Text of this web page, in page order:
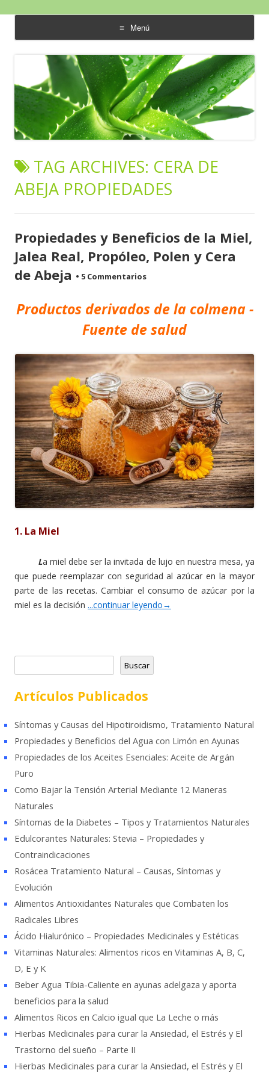
Aloe Vera y Calidad de Vida
Menú
saltar
contenido
TAG ARCHIVES: CERA DE
ABEJA PROPIEDADES
Propiedades y Beneficios de la Miel,
Jalea Real, Propóleo, Polen y Cera
de Abeja • 5 Commentarios
Productos derivados de la colmena -
Fuente de salud
1. La Miel
La miel debe ser la invitada de lujo en nuestra mesa, ya
que puede reemplazar con seguridad al azúcar en la mayor
parte de las recetas. Cambiar el consumo de azúcar por la
miel es la decisión ...continuar leyendo→
u
s
a
Buscar
Artículos Publicados
Síntomas y Causas del Hipotiroidismo, Tratamiento Natural
Propiedades y Beneficios del Agua con Limón en Ayunas
Propiedades de los Aceites Esenciales: Aceite de Argán
Puro
Como Bajar la Tensión Arterial Mediante 12 Maneras
Naturales
Síntomas de la Diabetes – Tipos y Tratamientos Naturales
Edulcorantes Naturales: Stevia – Propiedades y
Contraindicaciones
Rosácea Tratamiento Natural – Causas, Síntomas y
Evolución
Alimentos Antioxidantes Naturales que Combaten los
Radicales Libres
Ácido Hialurónico – Propiedades Medicinales y Estéticas
Vitaminas Naturales: Alimentos ricos en Vitaminas A, B, C,
D, E y K
Beber Agua Tibia-Caliente en ayunas adelgaza y aporta
beneficios para la salud
Alimentos Ricos en Calcio igual que La Leche o más
Hierbas Medicinales para curar la Ansiedad, el Estrés y El
Trastorno del sueño – Parte II
Hierbas Medicinales para curar la Ansiedad, el Estrés y El